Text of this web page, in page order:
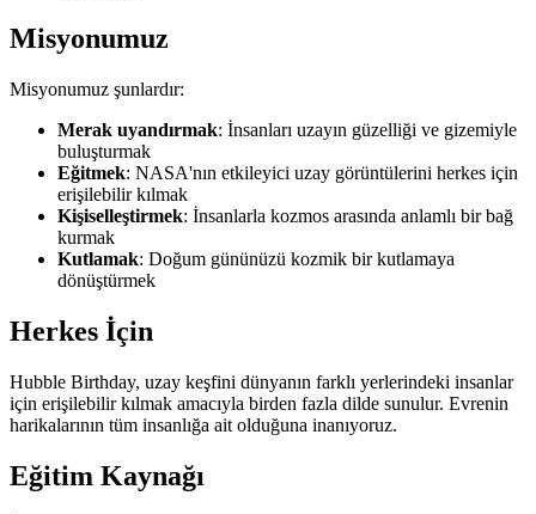
Misyonumuz
Misyonumuz şunlardır:
Merak uyandırmak: İnsanları uzayın güzelliği ve gizemiyle
buluşturmak
Eğitmek: NASA'nın etkileyici uzay görüntülerini herkes için
erişilebilir kılmak
Kişiselleştirmek: İnsanlarla kozmos arasında anlamlı bir bağ
kurmak
Kutlamak: Doğum gününüzü kozmik bir kutlamaya
dönüştürmek
Herkes İçin
Hubble Birthday, uzay keşfini dünyanın farklı yerlerindeki insanlar
için erişilebilir kılmak amacıyla birden fazla dilde sunulur. Evrenin
harikalarının tüm insanlığa ait olduğuna inanıyoruz.
Eğitim Kaynağı